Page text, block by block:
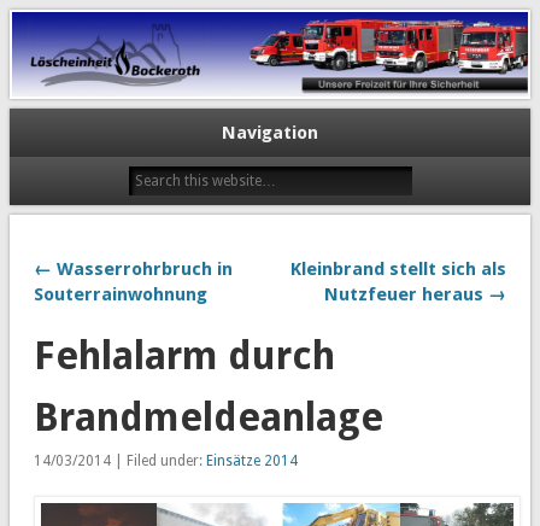
Navigation
← Wasserrohrbruch in
Souterrainwohnung
Kleinbrand stellt sich als
Nutzfeuer heraus →
Fehlalarm durch
Brandmeldeanlage
14/03/2014 | Filed under: Einsätze 2014